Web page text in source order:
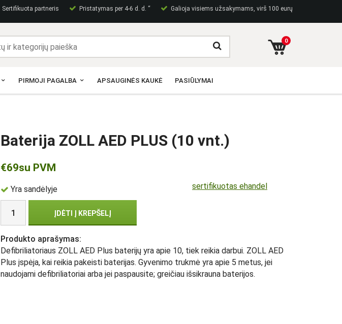
Sertifikuota partneris Pristatymas per 4-6 d. d. “ Galioja visiems užsakymams, virš 100 eurų
0
PIRMOJI PAGALBA APSAUGINĖS KAUKĖ PASIŪLYMAI
Baterija ZOLL AED PLUS (10 vnt.)
sertifikuotas ehandel
€69su PVM
Yra sandėlyje
ĮDĖTI Į KREPŠELĮ
Produkto aprašymas:
Defibriliatoriaus ZOLL AED Plus baterijų yra apie 10, tiek reikia darbui. ZOLL AED
Plus įspėja, kai reikia pakeisti baterijas. Gyvenimo trukmė yra apie 5 metus, jei
naudojami defibriliatoriai arba jei paspausite; greičiau išsikrauna baterijos.